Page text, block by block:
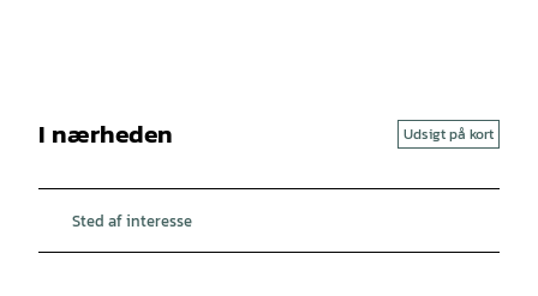
I nærheden Udsigt på kort
Sted af interesse